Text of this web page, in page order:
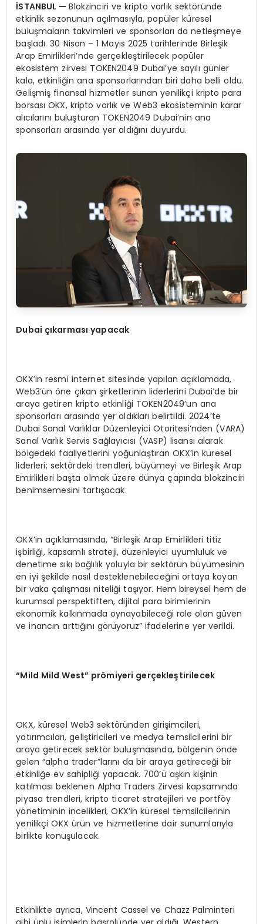
İSTANBUL —Blokzinciri ve kripto varlık sektöründe
etkinlik sezonunun açılmasıyla, popüler küresel
buluşmaların takvimleri ve sponsorları da netleşmeye
başladı. 30 Nisan – 1 Mayıs 2025 tarihlerinde Birleşik
Arap Emirlikleri’nde gerçekleştirilecek popüler
ekosistem zirvesi TOKEN2049 Dubai’ye sayılı günler
kala, etkinliğin ana sponsorlarından biri daha belli oldu.
Gelişmiş finansal hizmetler sunan yenilikçi kripto para
borsası OKX, kripto varlık ve Web3 ekosisteminin karar
alıcılarını buluşturan TOKEN2049 Dubai’nin ana
sponsorları arasında yer aldığını duyurdu.
Dubai çıkarması yapacak
OKX’in resmi internet sitesinde yapılan açıklamada,
Web3’ün öne çıkan şirketlerinin liderlerini Dubai’de bir
araya getiren kripto etkinliği TOKEN2049’un ana
sponsorları arasında yer aldıkları belirtildi. 2024’te
Dubai Sanal Varlıklar Düzenleyici Otoritesi’nden (VARA)
Sanal Varlık Servis Sağlayıcısı (VASP) lisansı alarak
bölgedeki faaliyetlerini yoğunlaştıran OKX’in küresel
liderleri; sektördeki trendleri, büyümeyi ve Birleşik Arap
Emirlikleri başta olmak üzere dünya çapında blokzinciri
benimsemesini tartışacak.
OKX’in açıklamasında, “Birleşik Arap Emirlikleri titiz
işbirliği, kapsamlı strateji, düzenleyici uyumluluk ve
denetime sıkı bağlılık yoluyla bir sektörün büyümesinin
en iyi şekilde nasıl desteklenebileceğini ortaya koyan
bir vaka çalışması niteliği taşıyor. Hem bireysel hem de
kurumsal perspektiften, dijital para birimlerinin
ekonomik kalkınmada oynayabileceği role olan güven
ve inancın arttığını görüyoruz” ifadelerine yer verildi.
“Mild Mild West” prömiyeri gerçekleştirilecek
OKX, küresel Web3 sektöründen girişimcileri,
yatırımcıları, geliştiricileri ve medya temsilcilerini bir
araya getirecek sektör buluşmasında, bölgenin önde
gelen “alpha trader”larını da bir araya getireceği bir
etkinliğe ev sahipliği yapacak. 700’ü aşkın kişinin
katılması beklenen Alpha Traders Zirvesi kapsamında
piyasa trendleri, kripto ticaret stratejileri ve portföy
yönetiminin incelikleri, OKX’in küresel temsilcilerinin
yenilikçi OKX ürün ve hizmetlerine dair sunumlarıyla
birlikte konuşulacak.
Etkinlikte ayrıca, Vincent Cassel ve Chazz Palminteri